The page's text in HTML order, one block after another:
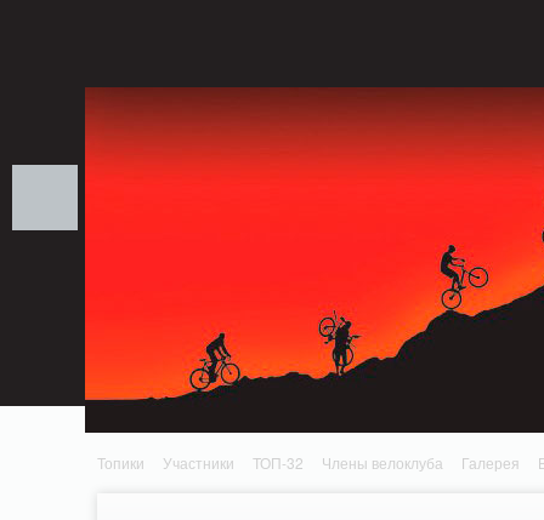
Топики Участники ТОП-32 Члены велоклуба Галерея